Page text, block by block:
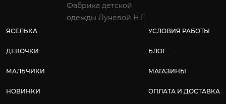
Фабрика детской
одежды Лунёвой Н.Г.
ЯСЕЛЬКА
ДЕВОЧКИ
МАЛЬЧИКИ
НОВИНКИ
УСЛОВИЯ РАБОТЫ
БЛОГ
МАГАЗИНЫ
ОПЛАТА И ДОСТАВКА